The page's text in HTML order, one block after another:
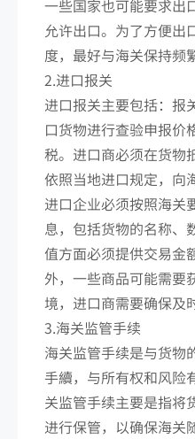
一些国家也可能要求出
允许出口。为了方便出
度，最好与海关保持频
2.进口报关
进口报关主要包括：报
口货物进行查验申报价
税。进口商必须在货物
依照当地进口规定，向
进口企业必须按照海关
息，包括货物的名称、
值方面必须提供交易金
外，一些商品可能需要
境，进口商需要确保及
3.海关监管手续
海关监管手续是与货物
手續，与所有权和风险
关监管手续主要是指将
进行保管，以确保海关